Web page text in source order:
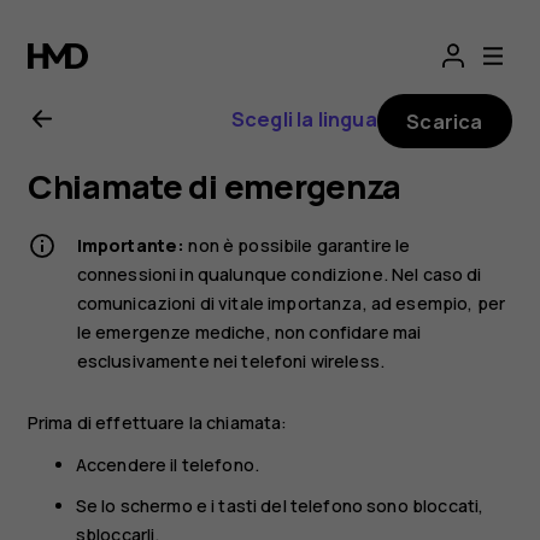
Manuale
d'uso
del
Nokia
G21
Scegli la lingua Scarica
Chiamate di emergenza
Importante: non è possibile garantire le
connessioni in qualunque condizione. Nel caso di
comunicazioni di vitale importanza, ad esempio, per
le emergenze mediche, non confidare mai
esclusivamente nei telefoni wireless.
Prima di effettuare la chiamata:
Accendere il telefono.
Se lo schermo e i tasti del telefono sono bloccati,
sbloccarli.